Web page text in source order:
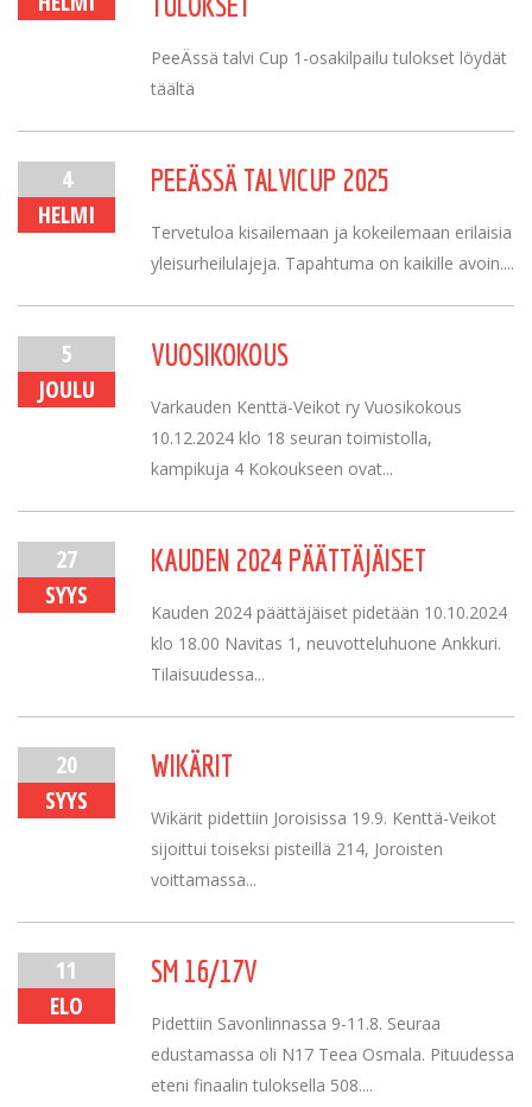
PeeÄssä talvi Cup 1-osakilpailu tulokset löydät
täältä
4
HELMI
PEEÄSSÄ TALVICUP 2025
Tervetuloa kisailemaan ja kokeilemaan erilaisia
yleisurheilulajeja. Tapahtuma on kaikille avoin....
5
JOULU
VUOSIKOKOUS
Varkauden Kenttä-Veikot ry Vuosikokous
10.12.2024 klo 18 seuran toimistolla,
kampikuja 4 Kokoukseen ovat...
27
SYYS
KAUDEN 2024 PÄÄTTÄJÄISET
Kauden 2024 päättäjäiset pidetään 10.10.2024
klo 18.00 Navitas 1, neuvotteluhuone Ankkuri.
Tilaisuudessa...
20
SYYS
WIKÄRIT
Wikärit pidettiin Joroisissa 19.9. Kenttä-Veikot
sijoittui toiseksi pisteillä 214, Joroisten
voittamassa...
11
ELO
SM 16/17V
Pidettiin Savonlinnassa 9-11.8. Seuraa
edustamassa oli N17 Teea Osmala. Pituudessa
eteni finaalin tuloksella 508....